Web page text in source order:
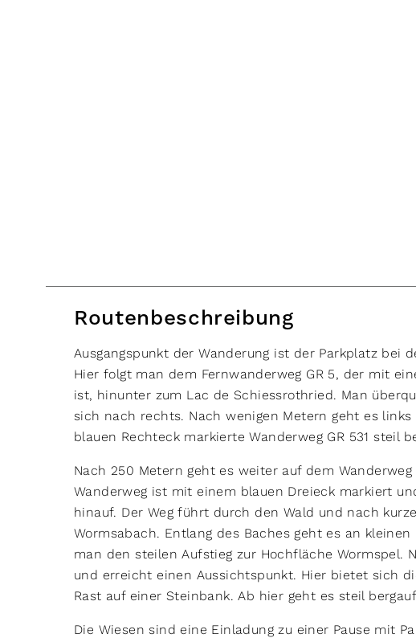
Routenbeschreibung
Ausgangspunkt der Wanderung ist der Parkplatz bei
Hier folgt man dem Fernwanderweg GR 5, der mit
ist, hinunter zum Lac de Schiessrothried. Man
sich nach rechts. Nach wenigen Metern geht es
blauen Rechteck markierte Wanderweg GR 531 steil
Nach 250 Metern geht es weiter auf dem Wanderweg
Wanderweg ist mit einem blauen Dreieck markiert
hinauf. Der Weg führt durch den Wald und nach
Wormsabach. Entlang des Baches geht es an
man den steilen Aufstieg zur Hochfläche Wormspel.
und erreicht einen Aussichtspunkt. Hier bietet sich
Rast auf einer Steinbank. Ab hier geht es steil
Die Wiesen sind eine Einladung zu einer Pause mit